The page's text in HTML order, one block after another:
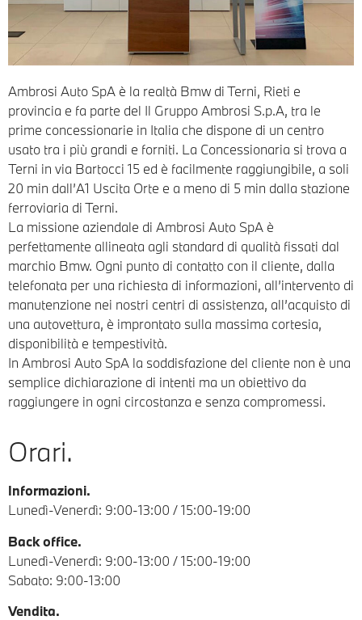
Ambrosi Auto SpA è la realtà Bmw di Terni, Rieti e
provincia e fa parte del Il Gruppo Ambrosi S.p.A, tra le
prime concessionarie in Italia che dispone di un centro
usato tra i più grandi e forniti. La Concessionaria si trova a
Terni in via Bartocci 15 ed è facilmente raggiungibile, a soli
20 min dall’A1 Uscita Orte e a meno di 5 min dalla stazione
ferroviaria di Terni.
La missione aziendale di Ambrosi Auto SpA è
perfettamente allineata agli standard di qualità fissati dal
marchio Bmw. Ogni punto di contatto con il cliente, dalla
telefonata per una richiesta di informazioni, all’intervento di
manutenzione nei nostri centri di assistenza, all’acquisto di
una autovettura, è improntato sulla massima cortesia,
disponibilità e tempestività.
In Ambrosi Auto SpA la soddisfazione del cliente non è una
semplice dichiarazione di intenti ma un obiettivo da
raggiungere in ogni circostanza e senza compromessi.
Orari.
Informazioni.
Lunedì-Venerdì: 9:00-13:00 / 15:00-19:00
Back office.
Lunedì-Venerdì: 9:00-13:00 / 15:00-19:00
Sabato: 9:00-13:00
Vendita.